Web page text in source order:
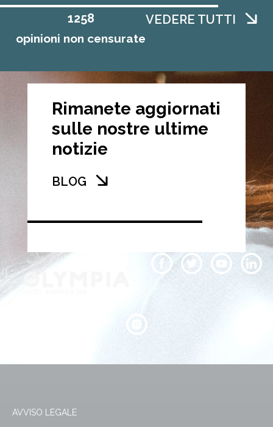
opinioni non censurate
1258 VEDERE TUTTI
Rimanete aggiornati
sulle nostre ultime
notizie
BLOG
AVVISO LEGALE